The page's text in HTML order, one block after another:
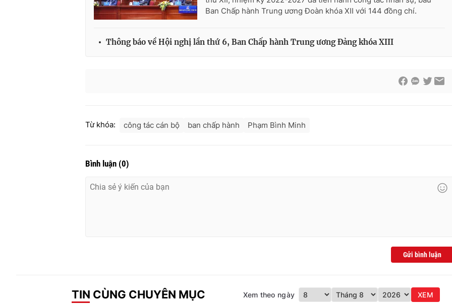
Ban Chấp hành Trung ương Đoàn khóa XII với 144 đồng chí.
Thông báo về Hội nghị lần thứ 6, Ban Chấp hành Trung ương Đảng khóa XIII
Từ khóa: công tác cán bộ ban chấp hành Phạm Bình Minh
Bình luận (0)
Gửi bình luận
TIN CÙNG CHUYÊN MỤC Xem theo ngày XEM